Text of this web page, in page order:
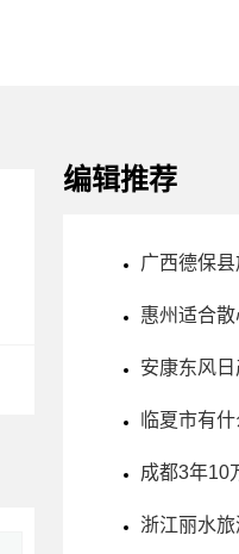
编辑推荐
广西德保
浙江丽水